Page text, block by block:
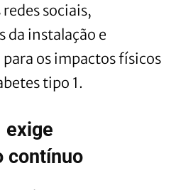
sociais,
da instalação e
os impactos físicos
tipo 1.
exige
contínuo